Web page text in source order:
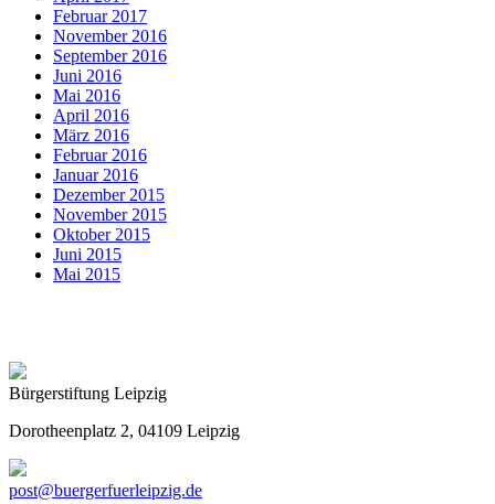
Februar 2017
November 2016
September 2016
Juni 2016
Mai 2016
April 2016
März 2016
Februar 2016
Januar 2016
Dezember 2015
November 2015
Oktober 2015
Juni 2015
Mai 2015
Bürgerstiftung Leipzig
Dorotheenplatz 2, 04109 Leipzig
post@buergerfuerleipzig.de